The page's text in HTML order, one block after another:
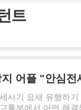
트
어플 "안심전
사기 요새 유행하
통부에서 어떤 해